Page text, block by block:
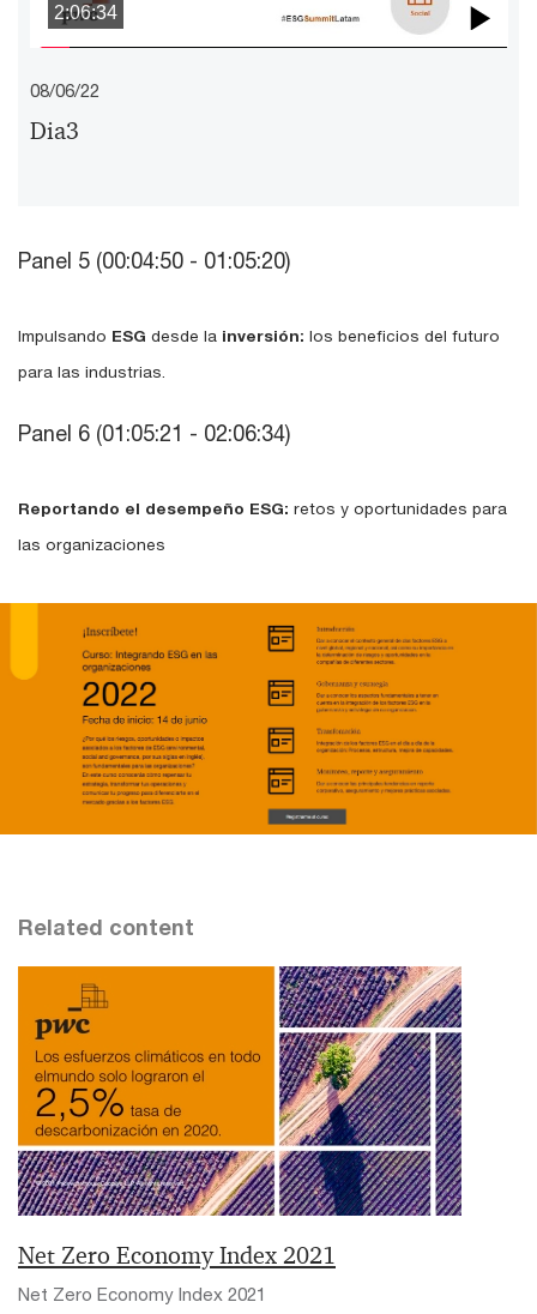
2:06:34
08/06/22
Dia3
Panel 5 (00:04:50 - 01:05:20)
Impulsando ESG desde la inversión: los beneficios del futuro
para las industrias.
Panel 6 (01:05:21 - 02:06:34)
Reportando el desempeño ESG: retos y oportunidades para
las organizaciones
Related content
Net Zero Economy Index 2021
Net Zero Economy Index 2021